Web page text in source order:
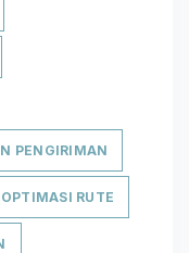
PENGIRIMAN
OPTIMASI RUTE